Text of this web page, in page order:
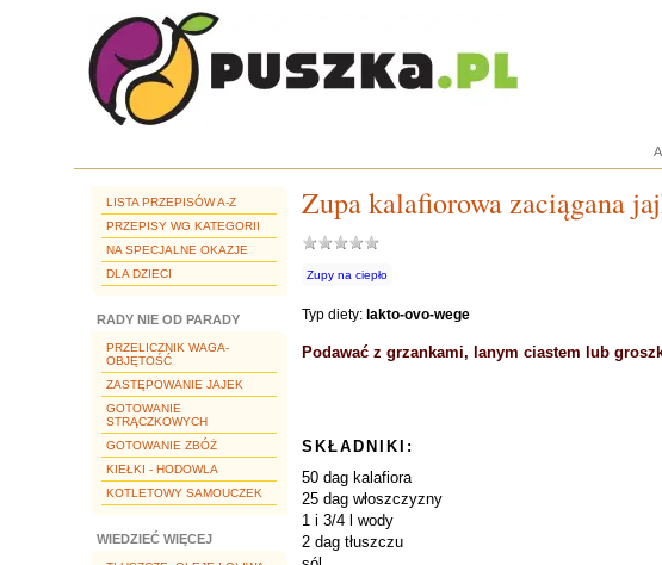
LISTA PRZEPISÓW A-Z
PRZEPISY WG KATEGORII
NA SPECJALNE OKAZJE
DLA DZIECI
RADY NIE OD PARADY
PRZELICZNIK WAGA-
OBJĘTOŚĆ
ZASTĘPOWANIE JAJEK
GOTOWANIE
STRĄCZKOWYCH
GOTOWANIE ZBÓŻ
KIEŁKI - HODOWLA
KOTLETOWY SAMOUCZEK
WIEDZIEĆ WIĘCEJ
Zupa kalafiorowa zaciągana
Zupy na ciepło
Typ diety: lakto-ovo-wege
Podawać z grzankami, lanym ciastem lub
SKŁADNIKI:
50 dag kalafiora
25 dag włoszczyzny
1 i 3/4 l wody
2 dag tłuszczu